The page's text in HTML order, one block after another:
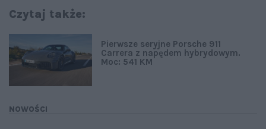
Czytaj także:
NOWOŚCI
Pierwsze seryjne Porsche 911
Carrera z napędem hybrydowym.
Moc: 541 KM